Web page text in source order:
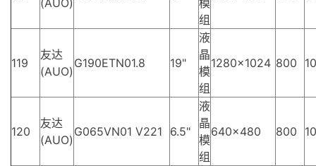
组
119
友达
(AUO)
G190ETN01.8 19"
液
晶
模
组
1280×1024 800
120
友达
(AUO)
G065VN01 V221 6.5"
液
晶
模
组
640×480 800